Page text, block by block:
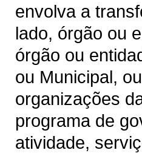
envolva a
lado, órgão ou
órgão ou
ou Municipal,
organizações
programa de
atividade,